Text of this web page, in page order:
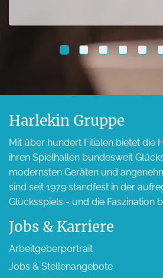
Harlekin Gruppe
Mit über hundert Filialen bietet die
ihren Spielhallen bundesweit
modernsten Geräten und
sind seit 1979 standfest in der
Glücksspiels - und die Faszination
Jobs & Karriere
Arbeitgeber­portrait
Jobs & Stellen­angebote